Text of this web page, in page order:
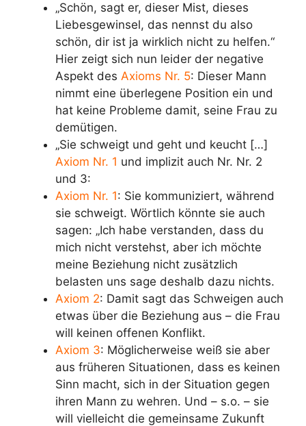
„Schön, sagt er, dieser Mist, dieses
Liebesgewinsel, das nennst du also
schön, dir ist ja wirklich nicht zu helfen.“
Hier zeigt sich nun leider der negative
Aspekt des Axioms Nr. 5: Dieser Mann
nimmt eine überlegene Position ein und
hat keine Probleme damit, seine Frau zu
demütigen.
„Sie schweigt und geht und keucht […]
Axiom Nr. 1 und implizit auch Nr. Nr. 2
und 3:
Axiom Nr. 1: Sie kommuniziert, während
sie schweigt. Wörtlich könnte sie auch
sagen: „Ich habe verstanden, dass du
mich nicht verstehst, aber ich möchte
meine Beziehung nicht zusätzlich
belasten uns sage deshalb dazu nichts.
Axiom 2: Damit sagt das Schweigen auch
etwas über die Beziehung aus – die Frau
will keinen offenen Konflikt.
Axiom 3: Möglicherweise weiß sie aber
aus früheren Situationen, dass es keinen
Sinn macht, sich in der Situation gegen
ihren Mann zu wehren. Und – s.o. – sie
will vielleicht die gemeinsame Zukunft